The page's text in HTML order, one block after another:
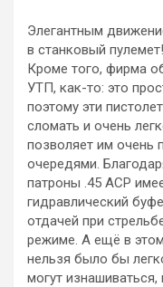
Элегантным
в станковый
Кроме того, фирма
УТП, как-то: это
поэтому эти
сломать и очень
позволяет им очень
очередями.
патроны .45 ACP
гидравлический
отдачей при
режиме. А ещё в
нельзя было бы
могут